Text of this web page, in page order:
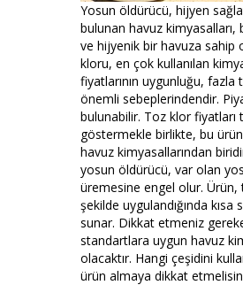
Yosun öldürücü, hijyen
bulunan havuz
ve hijyenik bir havuza sahip
kloru, en çok kullanılan
fiyatlarının uygunluğu,
önemli sebeplerindendir.
bulunabilir. Toz klor
göstermekle birlikte, bu
havuz kimyasallarından
yosun öldürücü, var olan
üremesine engel olur.
şekilde uygulandığında
sunar. Dikkat etmeniz
standartlara uygun havuz
olacaktır. Hangi çeşidini
ürün almaya dikkat